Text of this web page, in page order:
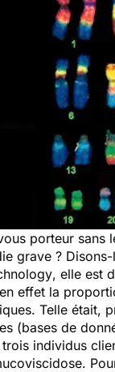
porteur sans
grave ?
, elle est
en effet la
Telle était,
(bases de
individus